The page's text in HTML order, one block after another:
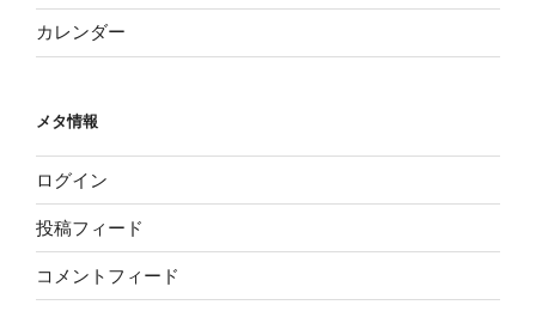
カレンダー
メタ情報
ログイン
投稿フィード
コメントフィード